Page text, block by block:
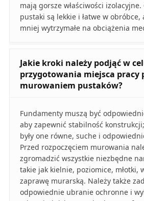
mają gorsze właściwości
pustaki są lekkie i łatwe w obróbce,
mniej wytrzymałe na obciążenia
Jakie kroki należy podjąć w
przygotowania miejsca pracy
murowaniem pustaków?
Fundamenty muszą być
aby zapewnić stabilność
były one równe, suche i
Przed rozpoczęciem murowania
zgromadzić wszystkie niezbędne
takie jak kielnie, poziomice, młotki,
zaprawę murarską. Należy także
odpowiednie ubranie ochronne i